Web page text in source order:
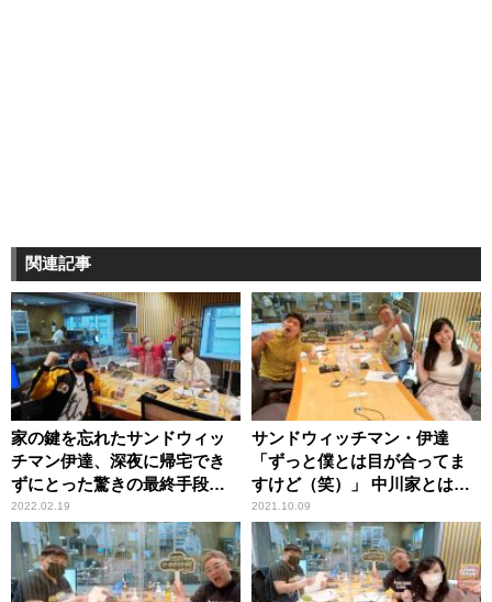
関連記事
家の鍵を忘れたサンドウィッ
チマン伊達、深夜に帰宅でき
ずにとった驚きの最終手段
「だって入れないんだもん」
2022.02.19
サンドウィッチマン・伊達
「ずっと僕とは目が合ってま
すけど（笑）」 中川家とは照
れて目が合わせられないとい
う女性アナの告白にツッコミ
2021.10.09